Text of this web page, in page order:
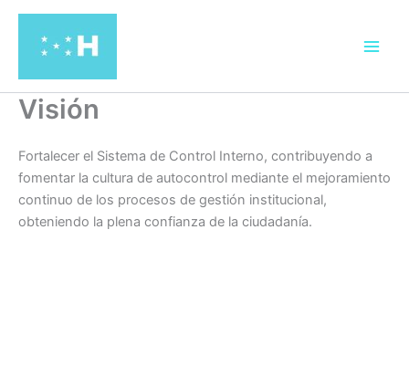
contenido
Visión
Fortalecer el Sistema de Control Interno, contribuyendo a
fomentar la cultura de autocontrol mediante el mejoramiento
continuo de los procesos de gestión institucional,
obteniendo la plena confianza de la ciudadanía.